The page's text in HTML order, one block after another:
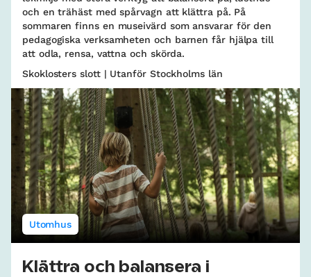
och en trähäst med spårvagn att klättra på. På
sommaren finns en museivärd som ansvarar för den
pedagogiska verksamheten och barnen får hjälpa till
att odla, rensa, vattna och skörda.
Skoklosters slott | Utanför Stockholms län
Utomhus
Klättra och balansera i